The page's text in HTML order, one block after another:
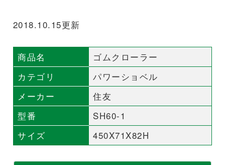
2018.10.15更新
商品名
ゴムクローラー
カテゴリ
パワーショベル
メーカー
住友
型番
SH60-1
サイズ
450X71X82H